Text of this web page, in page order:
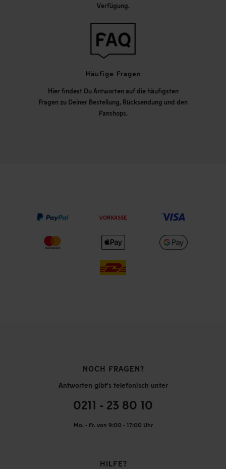
Verfügung.
Häufige Fragen
Hier findest Du Antworten auf die häufigsten
Fragen zu Deiner Bestellung, Rücksendung und den
Fanshops.
VORKASSE
NOCH FRAGEN?
Antworten gibt's telefonisch unter
0211 - 23 80 10
Mo. - Fr. von 9:00 - 17:00 Uhr
HILFE?